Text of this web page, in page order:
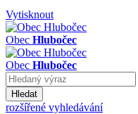
Vytisknout
Obec Hlubočec
Obec Hlubočec
Hledat
rozšířené vyhledávání